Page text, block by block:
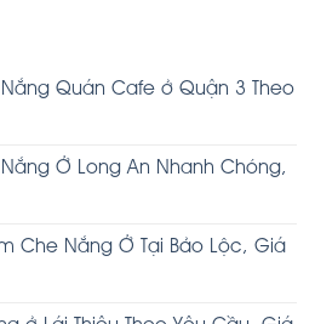
Quán Cafe ở Quận 3 Theo
Ở Long An Nhanh Chóng,
Che Nắng Ở Tại Bảo Lộc, Giá